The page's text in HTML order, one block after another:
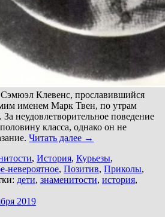
Клевенс, прославившийся
именем Марк Твен, по утрам
неудовлетворительное поведение
класса, однако он не
Читать далее →
, История, Курьезы,
невероятное, Позитив, Приколы,
дети, знаменитости, история,
2019